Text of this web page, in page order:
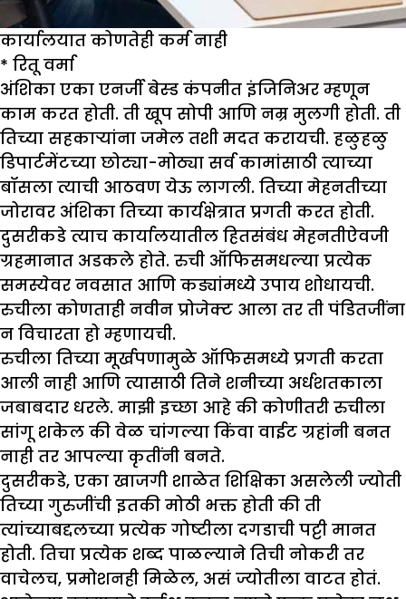
कार्यालयात कोणतेही कर्म नाही
* रितू वर्मा
अंशिका एका एनर्जी बेस्ड कंपनीत इंजिनिअर म्हणून
काम करत होती. ती खूप सोपी आणि नम्र मुलगी होती. ती
तिच्या सहकाऱ्यांना जमेल तशी मदत करायची. हळुहळु
डिपार्टमेंटच्या छोट्या-मोठ्या सर्व कामांसाठी त्याच्या
बॉसला त्याची आठवण येऊ लागली. तिच्या मेहनतीच्या
जोरावर अंशिका तिच्या कार्यक्षेत्रात प्रगती करत होती.
दुसरीकडे त्याच कार्यालयातील हितसंबंध मेहनतीऐवजी
ग्रहमानात अडकले होते. रुची ऑफिसमधल्या प्रत्येक
समस्येवर नवसात आणि कड्यांमध्ये उपाय शोधायची.
रुचीला कोणताही नवीन प्रोजेक्ट आला तर ती पंडितजींना
न विचारता हो म्हणायची.
रुचीला तिच्या मूर्खपणामुळे ऑफिसमध्ये प्रगती करता
आली नाही आणि त्यासाठी तिने शनीच्या अर्धशतकाला
जबाबदार धरले. माझी इच्छा आहे की कोणीतरी रुचीला
सांगू शकेल की वेळ चांगल्या किंवा वाईट ग्रहांनी बनत
नाही तर आपल्या कृतींनी बनते.
दुसरीकडे, एका खाजगी शाळेत शिक्षिका असलेली ज्योती
तिच्या गुरुजींची इतकी मोठी भक्त होती की ती
त्यांच्याबद्दलच्या प्रत्येक गोष्टीला दगडाची पट्टी मानत
होती. तिचा प्रत्येक शब्द पाळल्याने तिची नोकरी तर
वाचेलच, प्रमोशनही मिळेल, असं ज्योतीला वाटत होतं.